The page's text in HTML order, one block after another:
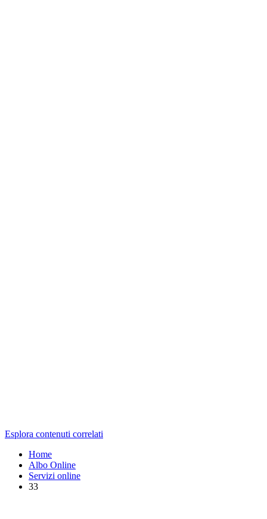
Esplora contenuti correlati
Home
Albo Online
Servizi online
33